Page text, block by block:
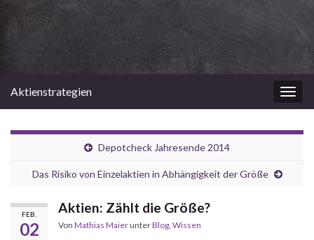
Aktienstrategien
Depotcheck Jahresende 2014
Das Risiko von Einzelaktien in Abhängigkeit der Größe
FEB.
02
Aktien: Zählt die Größe?
Von Mathias MaierunterBlog, Wissen